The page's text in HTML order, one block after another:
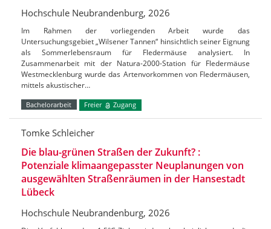
Hochschule Neubrandenburg, 2026
Im Rahmen der vorliegenden Arbeit wurde das
Untersuchungsgebiet „Wilsener Tannen“ hinsichtlich seiner Eignung
als Sommerlebensraum für Fledermäuse analysiert. In
Zusammenarbeit mit der Natura-2000-Station für Fledermäuse
Westmecklenburg wurde das Artenvorkommen von Fledermäusen,
mittels akustischer…
Bachelorarbeit Freier Zugang
Tomke Schleicher
Die blau-grünen Straßen der Zukunft? :
Potenziale klimaangepasster Neuplanungen von
ausgewählten Straßenräumen in der Hansestadt
Lübeck
Hochschule Neubrandenburg, 2026